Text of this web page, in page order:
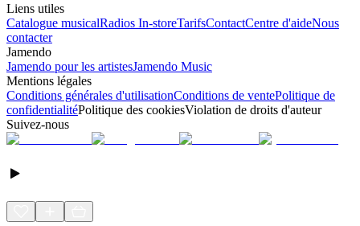
Liens utiles
Catalogue musicalRadios In-storeTarifsContactCentre d'aideNous
contacter
Jamendo
Jamendo pour les artistesJamendo Music
Mentions légales
Conditions générales d'utilisationConditions de ventePolitique de
confidentialitéPolitique des cookiesViolation de droits d'auteur
Suivez-nous